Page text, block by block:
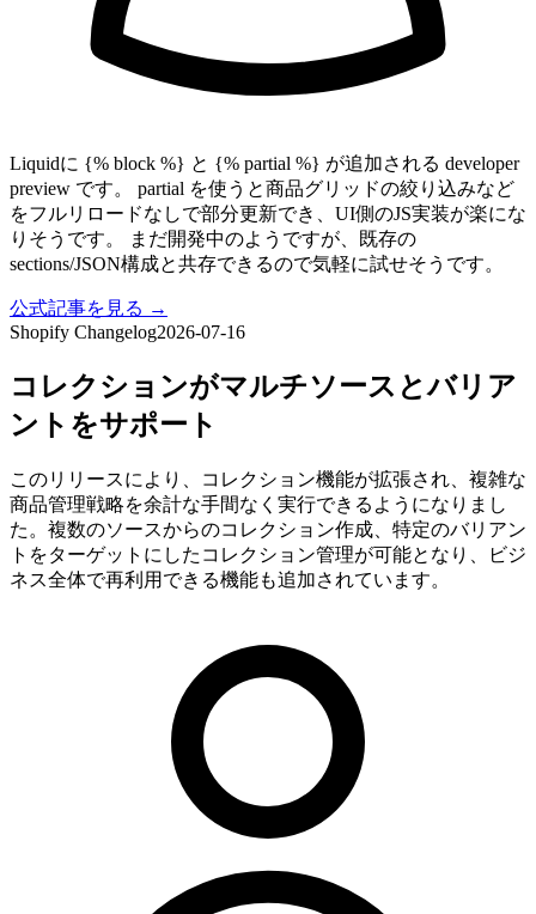
Liquidに {% block %} と {% partial %} が追加される developer
preview です。 partial を使うと商品グリッドの絞り込みなど
をフルリロードなしで部分更新でき、UI側のJS実装が楽にな
りそうです。 まだ開発中のようですが、既存の
sections/JSON構成と共存できるので気軽に試せそうです。
公式記事を見る →
Shopify Changelog2026-07-16
コレクションがマルチソースとバリア
ントをサポート
このリリースにより、コレクション機能が拡張され、複雑な
商品管理戦略を余計な手間なく実行できるようになりまし
た。複数のソースからのコレクション作成、特定のバリアン
トをターゲットにしたコレクション管理が可能となり、ビジ
ネス全体で再利用できる機能も追加されています。